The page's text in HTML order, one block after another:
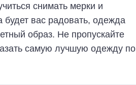
снимать мерки и
будет вас радовать, одежда
образ. Не пропускайте
самую лучшую одежду по